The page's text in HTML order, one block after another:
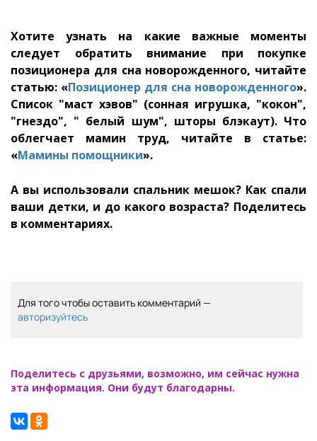
Хотите узнать на какие важные моменты
следует обратить внимание при покупке
позиционера для сна новорожденного, читайте
статью: «Позиционер для сна новорожденного».
Список "маст хэвов" (сонная игрушка, "кокон",
"гнездо", " белый шум", шторы блэкаут). Что
облегчает мамин труд, читайте в статье:
«Мамины помощники».
А вы использовали спальник мешок? Как спали
ваши детки, и до какого возраста? Поделитесь
в комментариях.
Для того чтобы оставить комментарий —
авторизуйтесь
Поделитесь с друзьями, возможно, им сейчас нужна
эта информация. Они будут благодарны.